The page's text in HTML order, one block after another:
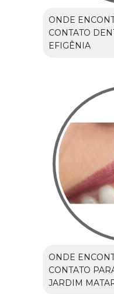
ONDE
CONTATO
EFIGÊNIA
ONDE
CONTATO
JARDIM